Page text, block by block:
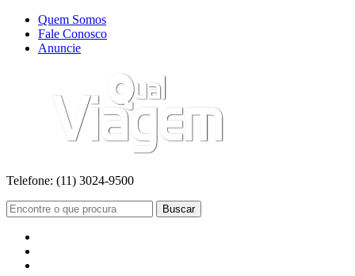
Quem Somos
Fale Conosco
Anuncie
Telefone: (11) 3024-9500
Buscar